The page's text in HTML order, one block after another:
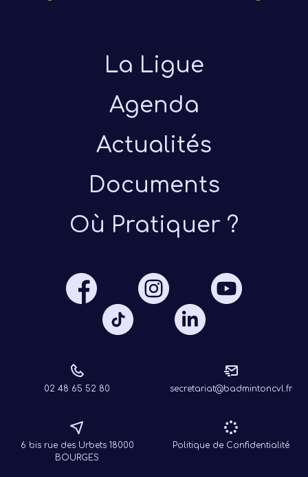
La Ligue
Agenda
Actualités
Documents
Où Pratiquer ?
02 48 65 52 80 secretariat@badmintoncvl.fr
6 bis rue des Urbets 18000
BOURGES
Politique de Confidentialité